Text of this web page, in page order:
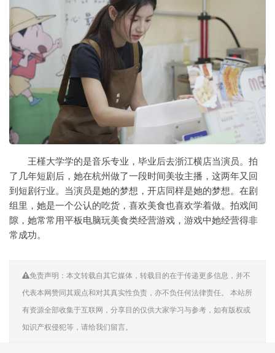
王槿大学学的是音乐专业，毕业后去浙江横店当演员。拍
了几年短剧后，她在杭州做了一段时间美妆主播，这两年又回
到短剧行业。当演员是她的梦想，开店同样是她的梦想。在剧
组里，她是一个公认的吃货，喜欢美食也喜欢学着做。拍戏间
隙，她常常用平板电脑玩美食类经营游戏，游戏中她经营得非
常成功。
免责声明：本文转载自其它媒体，转载目的在于传递更多信息，并不
代表本网赞同其观点和对其真实性负责，亦不负任何法律责任。 本站所
有资源全部收集于互联网，分享目的仅供大家学习与参考，如有版权或
知识产权侵犯等，请给我们留言。